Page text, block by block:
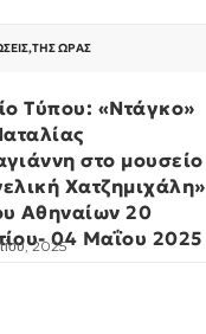
,ΤΗΣ ΏΡΑΣ
Τύπου: «Ντάγκο»
στο μουσείο
Χατζημιχάλη»
Αθηναίων 20
04 Μαΐου 2025
2025